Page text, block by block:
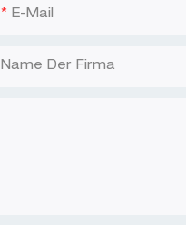
E-Mail
Name Der Firma